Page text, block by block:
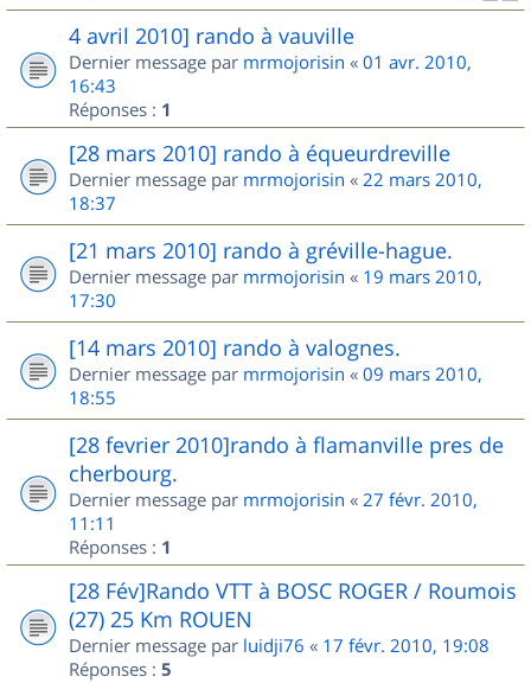
4 avril 2010] rando à vauville
Dernier message par mrmojorisin « 01 avr. 2010,
16:43
Réponses : 1
[28 mars 2010] rando à équeurdreville
Dernier message par mrmojorisin « 22 mars 2010,
18:37
[21 mars 2010] rando à gréville-hague.
Dernier message par mrmojorisin « 19 mars 2010,
17:30
[14 mars 2010] rando à valognes.
Dernier message par mrmojorisin « 09 mars 2010,
18:55
[28 fevrier 2010]rando à flamanville pres de
cherbourg.
Dernier message par mrmojorisin « 27 févr. 2010,
11:11
Réponses : 1
[28 Fév]Rando VTT à BOSC ROGER / Roumois
(27) 25 Km ROUEN
Dernier message par luidji76 « 17 févr. 2010, 19:08
Réponses : 5